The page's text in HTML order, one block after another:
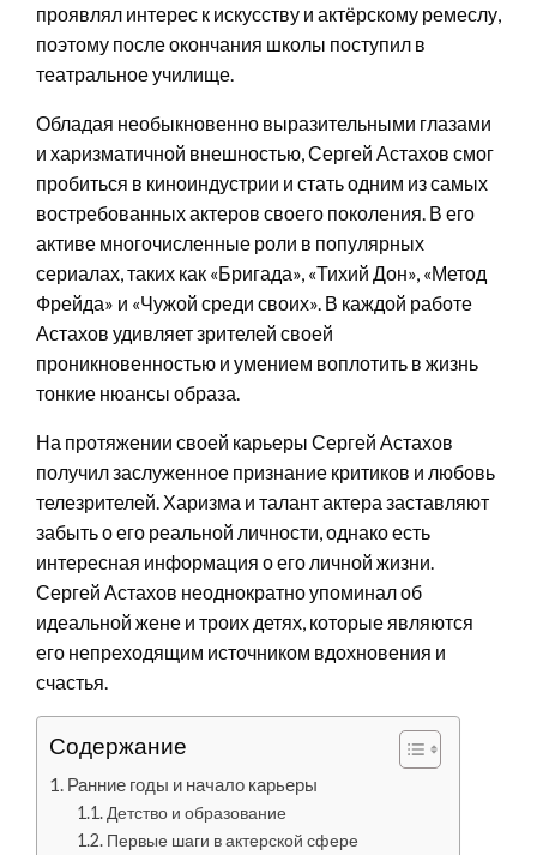
проявлял интерес к искусству и актёрскому ремеслу,
поэтому после окончания школы поступил в
театральное училище.
Обладая необыкновенно выразительными глазами
и харизматичной внешностью, Сергей Астахов смог
пробиться в киноиндустрии и стать одним из самых
востребованных актеров своего поколения. В его
активе многочисленные роли в популярных
сериалах, таких как «Бригада», «Тихий Дон», «Метод
Фрейда» и «Чужой среди своих». В каждой работе
Астахов удивляет зрителей своей
проникновенностью и умением воплотить в жизнь
тонкие нюансы образа.
На протяжении своей карьеры Сергей Астахов
получил заслуженное признание критиков и любовь
телезрителей. Харизма и талант актера заставляют
забыть о его реальной личности, однако есть
интересная информация о его личной жизни.
Сергей Астахов неоднократно упоминал об
идеальной жене и троих детях, которые являются
его непреходящим источником вдохновения и
счастья.
Содержание
Ранние годы и начало карьеры
Детство и образование
Первые шаги в актерской сфере